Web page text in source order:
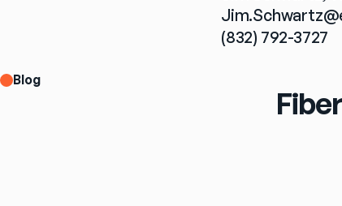
(832) 792-3727
Blog